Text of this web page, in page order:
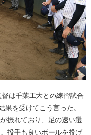
は千葉工大との練習試合
果を受けてこう言った。
振れており、足の速い選
投手も良いボールを投げ